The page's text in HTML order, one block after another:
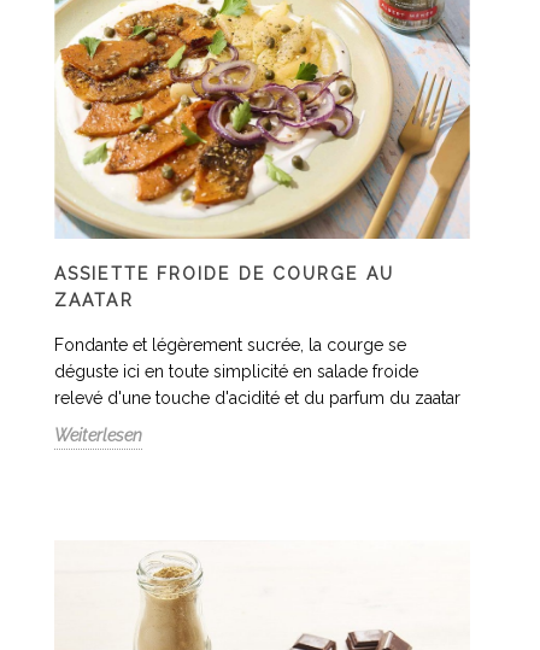
ASSIETTE FROIDE DE COURGE AU
ZAATAR
Fondante et légèrement sucrée, la courge se
déguste ici en toute simplicité en salade froide
relevé d'une touche d'acidité et du parfum du zaatar
Weiterlesen